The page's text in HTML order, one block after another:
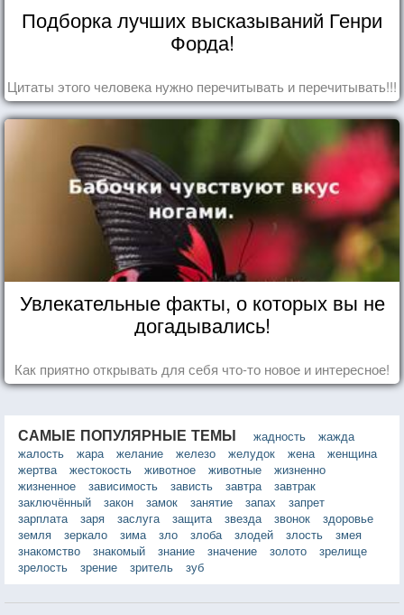
Подборка лучших высказываний Генри
Форда!
Цитаты этого человека нужно перечитывать и перечитывать!!!
Увлекательные факты, о которых вы не
догадывались!
Как приятно открывать для себя что-то новое и интересное!
САМЫЕ ПОПУЛЯРНЫЕ ТЕМЫ жадность
жажда
жалость
жара желание железо желудок жена
женщина
жертва
жестокость животное животные
жизненно
жизненное
зависимость зависть завтра
завтрак
заключённый
закон замок занятие запах
запрет
зарплата
заря заслуга защита звезда звонок
здоровье
земля
зеркало зима зло злоба злодей злость
змея
знакомство
знакомый знание значение золото
зрелище
зрелость
зрение зритель зуб